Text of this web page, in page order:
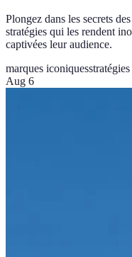
Plongez dans les secrets
stratégies qui les rendent
captivées leur audience.
marques iconiques
Aug 6